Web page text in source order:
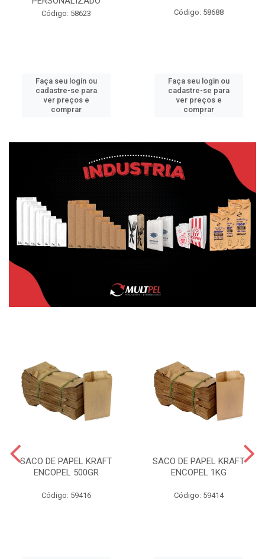
Código: 58623
Faça seu login ou
cadastre-se para
ver preços e
comprar
Código: 58688
Faça seu login ou
cadastre-se para
ver preços e
comprar
SACO DE PAPEL KRAFT
ENCOPEL 500GR
Código: 59416
SACO DE PAPEL KRAFT
ENCOPEL 1KG
Código: 59414